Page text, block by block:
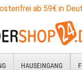
ab 59€ in
HAUSEINGANG